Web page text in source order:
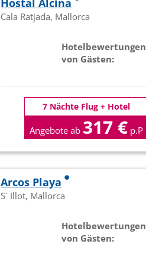
Hostal Alcina
Cala Ratjada, Mallorca
Hotelbewertungen
von Gästen:
7 Nächte Flug + Hotel
Angebote ab 317 € p.P
Arcos Playa
S´ Illot, Mallorca
Hotelbewertungen
von Gästen: